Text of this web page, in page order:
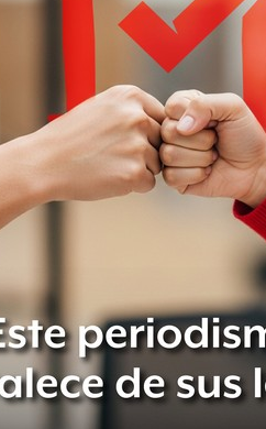
en todo el
controlar de manera
cuando pueden también
señaló el